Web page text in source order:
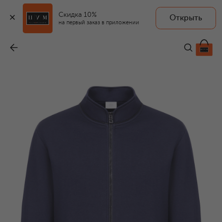
Скидка 10%
на первый заказ в приложении
Открыть